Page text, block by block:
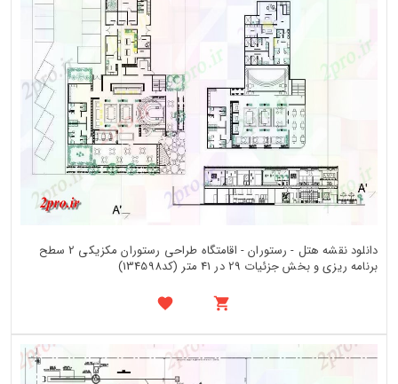
دانلود نقشه هتل - رستوران - اقامتگاه طراحی رستوران مکزیکی 2 سطح
برنامه ریزی و بخش جزئیات 29 در 41 متر (کد134598)